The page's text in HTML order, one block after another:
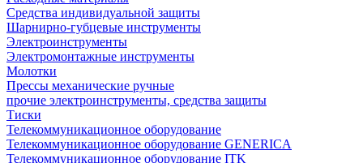
Средства индивидуальной защиты
Шарнирно-губцевые инструменты
Электроинструменты
Электромонтажные инструменты
Молотки
Прессы механические ручные
прочие электроинструменты, средства защиты
Тиски
Телекоммуникационное оборудование
Телекоммуникационное оборудование GENERICA
Телекоммуникационное оборудование ITK